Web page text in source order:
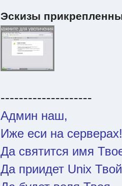
Эскизы
--------------------
Админ наш,
Иже еси на серверах!
Да святится имя
Да приидет Unix